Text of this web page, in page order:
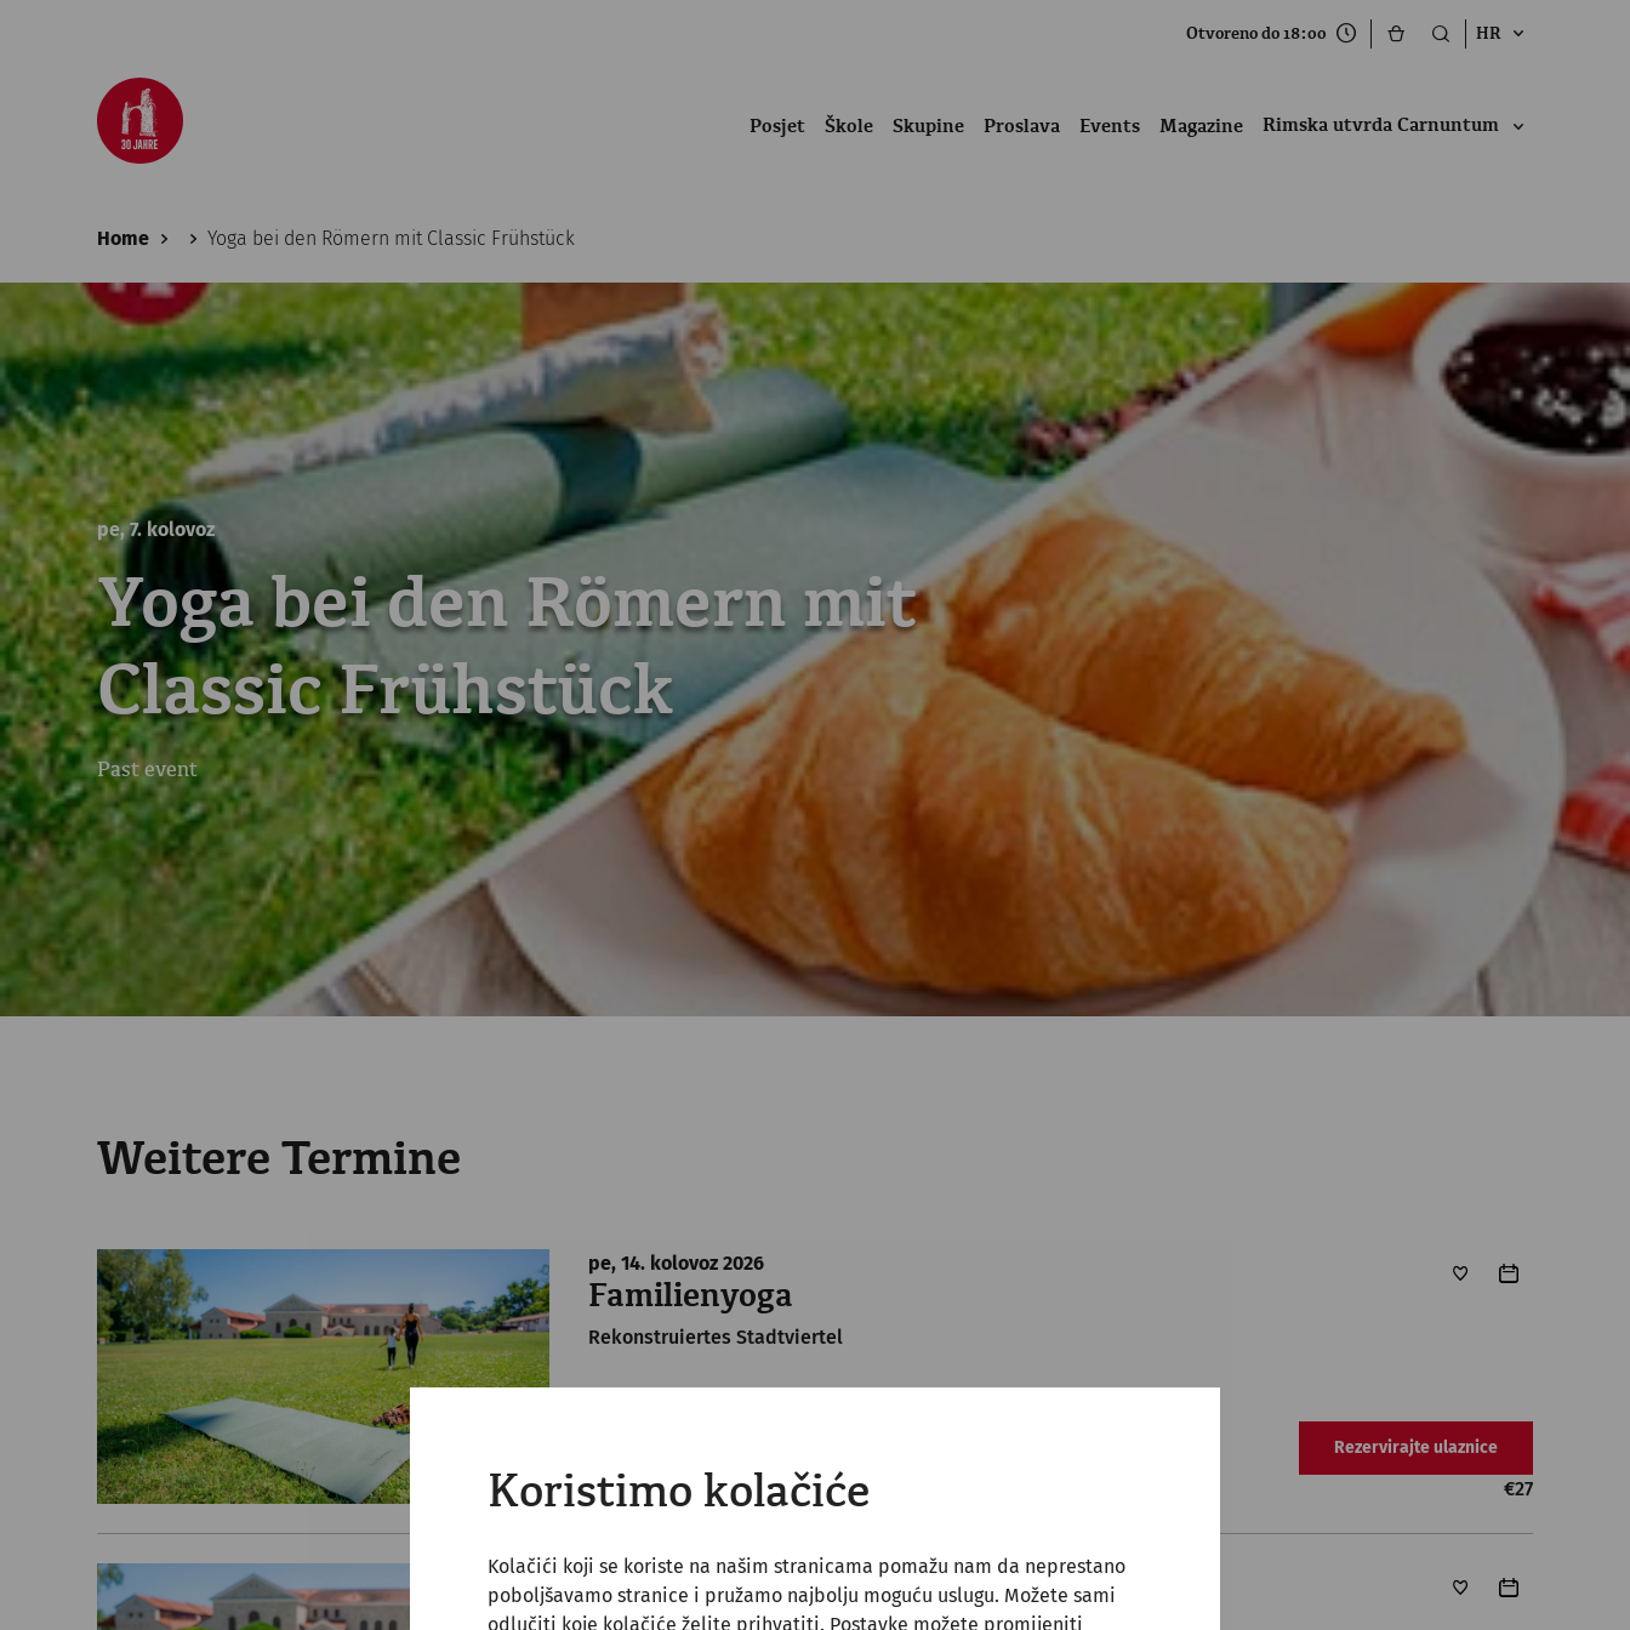
Koristimo kolačiće
Kolačići koji se koriste na našim stranicama pomažu nam da neprestano
poboljšavamo stranice i pružamo najbolju moguću uslugu. Možete sami
odlučiti koje kolačiće želite prihvatiti. Postavke možete promijeniti
Otvoreno do 18:00 HR
Posjet Škole Skupine Proslava Events Magazine Rimska utvrda Carnuntum
Home Yoga bei den Römern mit Classic Frühstück
pe, 7. kolovoz
Yoga bei den Römern mit
Classic Frühstück
Past event
Weitere Termine
pe, 14. kolovoz2026
Familienyoga
Rekonstruiertes Stadtviertel
Rezervirajte ulaznice
€27
pe, 14. kolovoz2026
After Work Yoga